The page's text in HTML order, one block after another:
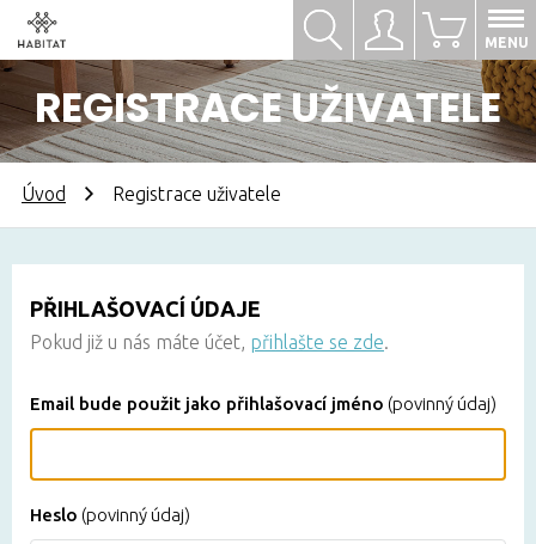
Přihlásit se
REGISTRACE UŽIVATELE
0
MENU
Hledat
Úvod Registrace uživatele
PŘIHLAŠOVACÍ ÚDAJE
Pokud již u nás máte účet, přihlašte se zde.
Email bude použit jako přihlašovací jméno (povinný údaj)
Heslo (povinný údaj)